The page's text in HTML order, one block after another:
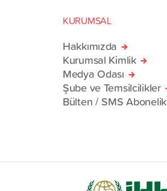
KURUMSAL
Hakkımızda
Kurumsal Kimlik
Medya Odası
Şube ve Temsilcilikler
Bülten / SMS Abonelik